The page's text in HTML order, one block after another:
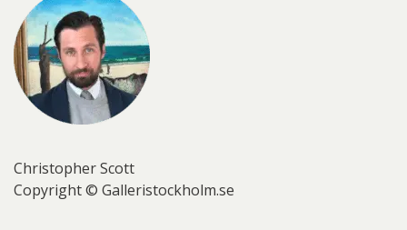
Christopher Scott
Copyright © Galleristockholm.se